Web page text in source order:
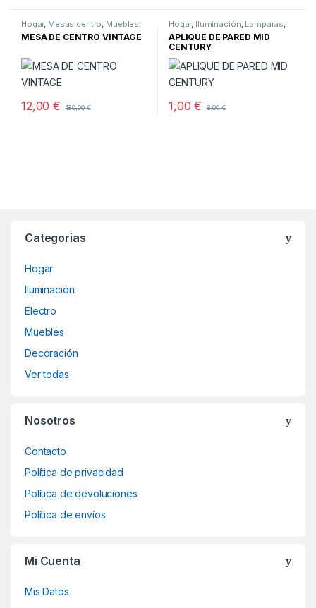
Hogar, Mesas centro, Muebles,
Salón
MESA DE CENTRO VINTAGE
12,00€ 180,00€
Hogar, Iluminación, Lamparas,
Pared
APLIQUE DE PARED MID
CENTURY
1,00€ 8,00€
Categorias
Hogar
Iluminación
Electro
Muebles
Decoración
Ver todas
Nosotros
Contacto
Política de privacidad
Política de devoluciones
Política de envíos
Mi Cuenta
Mis Datos